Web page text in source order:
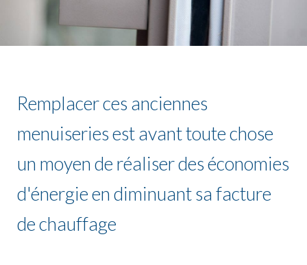
Remplacer ces anciennes
menuiseries est avant toute chose
un moyen de réaliser des économies
d'énergie en diminuant sa facture
de chauffage